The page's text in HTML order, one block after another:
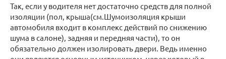
Так, если у водителя нет достаточно средств для полной
изоляции (пол, крыша(см.Шумоизоляция крыши
автомобиля входит в комплекс действий по снижению
шума в салоне), задняя и передняя части), то он
обязательно должен изолировать двери. Ведь именно